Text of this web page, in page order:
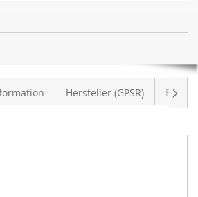
Hersteller (GPSR)